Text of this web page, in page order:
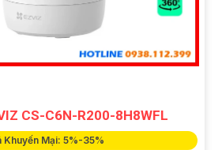
CS-C6N-R200-8H8WFL
Khuyến Mại: 5%-35%